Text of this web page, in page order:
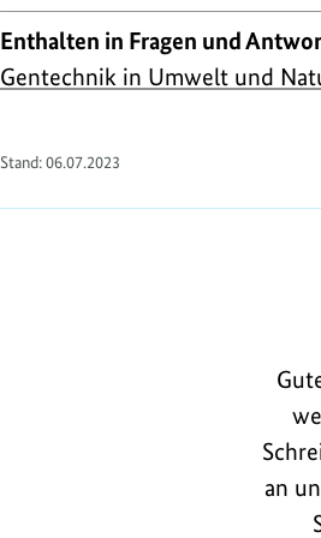
Enthalten in Fragen und
Gentechnik in Umwelt und
Stand:06.07.2023
an